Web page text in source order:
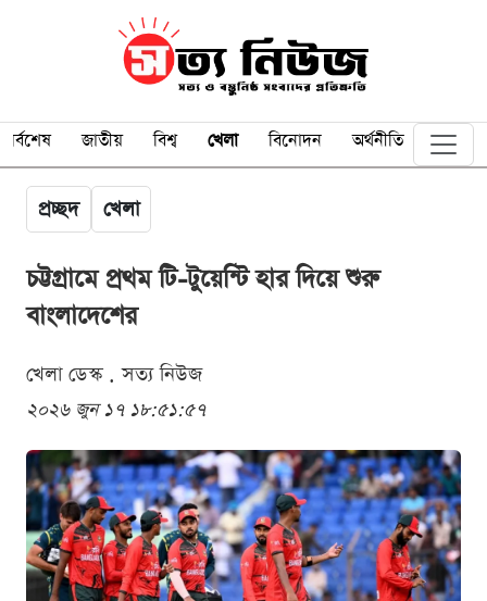
সর্বশেষ জাতীয় বিশ্ব খেলা বিনোদন অর্থনীতি
প্রচ্ছদ খেলা
চট্টগ্রামে প্রথম টি-টুয়েন্টি হার দিয়ে শুরু
বাংলাদেশের
খেলা ডেস্ক . সত্য নিউজ
২০২৬ জুন ১৭ ১৮:৫১:৫৭